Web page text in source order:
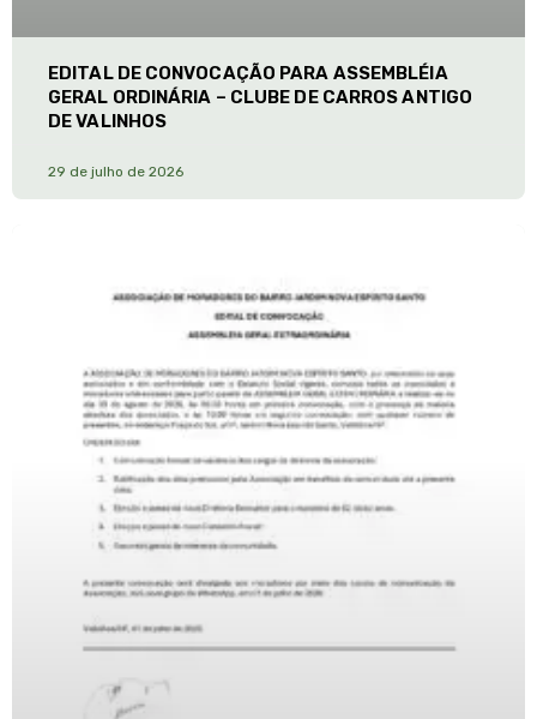
EDITAL DE CONVOCAÇÃO PARA ASSEMBLÉIA
GERAL ORDINÁRIA – CLUBE DE CARROS ANTIGO
DE VALINHOS
29 de julho de 2026